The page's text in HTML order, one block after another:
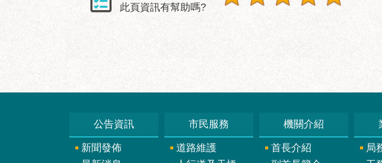
此頁資訊有幫助嗎?
公告資訊
新聞發佈
市民服務
道路維護
機關介紹
首長介紹
局